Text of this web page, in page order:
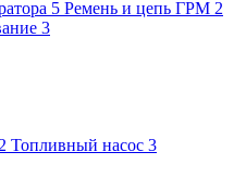
5 Ремень и цепь ГРМ 2
3
Топливный насос 3